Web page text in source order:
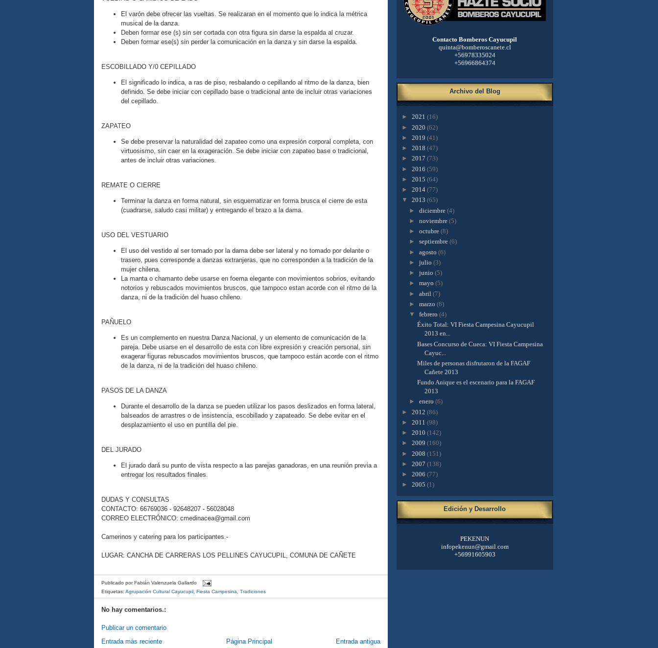
El varón debe ofrecer las vueltas. Se realizaran en el momento que lo indica la métrica
musical de la danza.
Deben formar ese (s) sin ser cortada con otra figura sin darse la espalda al cruzar.
Deben formar ese(s) sin perder la comunicación en la danza y sin darse la espalda.
ESCOBILLADO Y/0 CEPILLADO
El significado lo indica, a ras de piso, resbalando o cepillando al ritmo de la danza, bien
definido. Se debe iniciar con cepillado base o tradicional ante de incluir otras variaciones
del cepillado.
ZAPATEO
Se debe preservar la naturalidad del zapateo como una expresión corporal completa, con
virtuosismo, sin caer en la exageración. Se debe iniciar con zapateo base o tradicional,
antes de incluir otras variaciones.
REMATE O CIERRE
Terminar la danza en forma natural, sin esquematizar en forma brusca el cierre de esta
(cuadrarse, saludo casi militar) y entregando el brazo a la dama.
USO DEL VESTUARIO
El uso del vestido al ser tomado por la dama debe ser lateral y no tomado por delante o
trasero, pues corresponde a danzas extranjeras, que no corresponden a la tradición de la
mujer chilena.
La manta o chamanto debe usarse en foema elegante con movimientos sobrios, evitando
notorios y rebuscados movimientos bruscos, que tampoco estan acorde con el ritmo de la
danza, ni de la tradición del huaso chileno.
PAÑUELO
Es un complemento en nuestra Danza Nacional, y un elemento de comunicación de la
pareja. Debe usarse en el desarrollo de esta con libre expresión y creación personal, sin
exagerar figuras rebuscados movimientos bruscos, que tampoco están acorde con el ritmo
de la danza, ni de la tradición del huaso chileno.
PASOS DE LA DANZA
Durante el desarrollo de la danza se pueden utilizar los pasos deslizados en forma lateral,
balseados de arrastres o de insistencia, escobillado y zapateado. Se debe evitar en el
desplazamiento el uso en puntilla del pie.
DEL JURADO
El jurado dará su punto de vista respecto a las parejas ganadoras, en una reunión previa a
entregar los resultados finales.
DUDAS Y CONSULTAS
CONTACTO: 66769036 - 92648207 - 56028048
CORREO ELECTRÓNICO: cmedinacea@gmail.com
Camerinos y catering para los participantes.-
LUGAR: CANCHA DE CARRERAS LOS PELLINES CAYUCUPIL, COMUNA DE CAÑETE
Publicado por Fabián Valenzuela Gallardo
Etiquetas: Agrupación Cultural Cayucupil , Fiesta Campesina, Tradiciones
No hay comentarios.:
Publicar un comentario
Entrada más reciente
Entrada antigua
Página Principal
Contacto Bomberos Cayucupil
quinta@bomberoscanete.cl
+56978335024
+56966864374
Archivo del Blog
► 2021 (16)
► 2020 (62)
► 2019 (41)
► 2018 (47)
► 2017 (73)
► 2016 (59)
► 2015 (64)
► 2014 (77)
▼ 2013 (65)
►diciembre(4)
►noviembre(5)
►octubre(8)
►septiembre(6)
►agosto(6)
►julio(3)
►junio(5)
►mayo(5)
►abril(7)
►marzo(6)
▼febrero(4)
Éxito Total: VI Fiesta Campesina Cayucupil
2013 en...
Bases Concurso de Cueca: VI Fiesta Campesina
Cayuc...
Miles de personas disfrutaron de la FAGAF
Cañete 2013
Fundo Anique es el escenario para la FAGAF
2013
►enero(6)
► 2012 (86)
► 2011 (98)
► 2010 (142)
► 2009 (160)
► 2008 (151)
► 2007 (138)
► 2006 (77)
► 2005 (1)
Edición y Desarrollo
PEKENUN
infopekenun@gmail.com
+56991605903